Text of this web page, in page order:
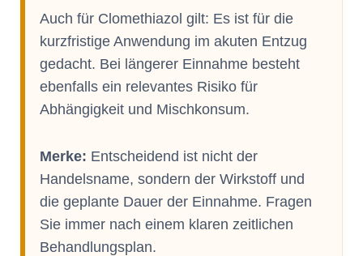
Auch für Clomethiazol gilt: Es ist für die
kurzfristige Anwendung im akuten Entzug
gedacht. Bei längerer Einnahme besteht
ebenfalls ein relevantes Risiko für
Abhängigkeit und Mischkonsum.
Merke: Entscheidend ist nicht der
Handelsname, sondern der Wirkstoff und
die geplante Dauer der Einnahme. Fragen
Sie immer nach einem klaren zeitlichen
Behandlungsplan.